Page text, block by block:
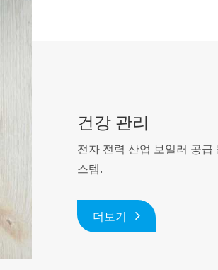
건강 관리
전자 전력 산업 보일러 공
스템.
더보기